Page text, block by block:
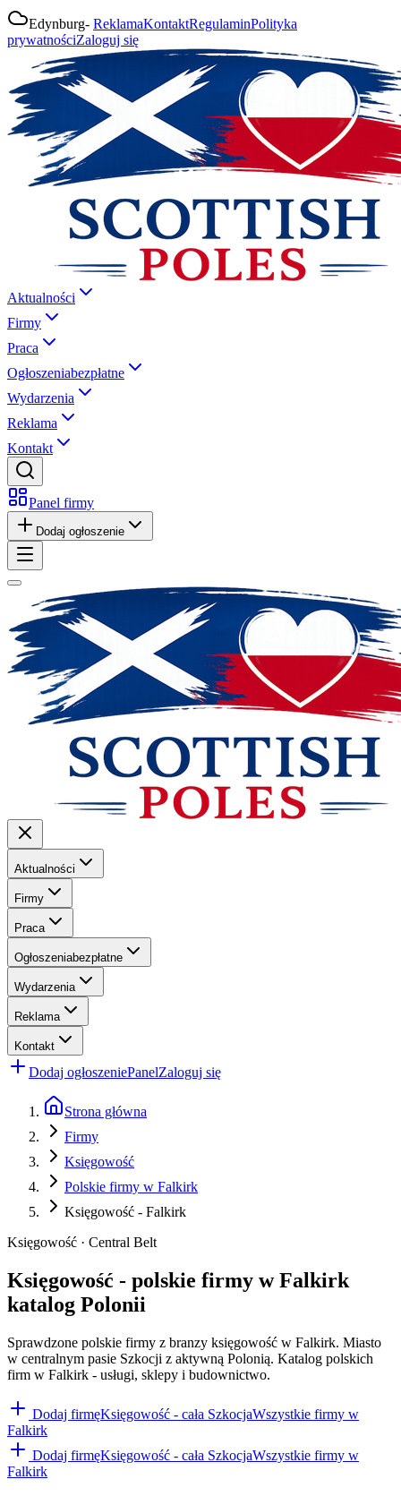
Edynburg- ReklamaKontaktRegulaminPolityka
prywatnościZaloguj się
Aktualności
Firmy
Praca
Ogłoszeniabezpłatne
Wydarzenia
Reklama
Kontakt
Panel firmy
Dodaj ogłoszenie
Aktualności
Firmy
Praca
Ogłoszeniabezpłatne
Wydarzenia
Reklama
Kontakt
Dodaj ogłoszeniePanelZaloguj się
Strona główna
Firmy
Księgowość
Polskie firmy w Falkirk
Księgowość - Falkirk
Księgowość · Central Belt
Księgowość - polskie firmy w Falkirk
katalog Polonii
Sprawdzone polskie firmy z branzy księgowość w Falkirk. Miasto
w centralnym pasie Szkocji z aktywną Polonią. Katalog polskich
firm w Falkirk - usługi, sklepy i budownictwo.
Dodaj firmęKsięgowość - cała SzkocjaWszystkie firmy w
Falkirk
Dodaj firmęKsięgowość - cała SzkocjaWszystkie firmy w
Falkirk